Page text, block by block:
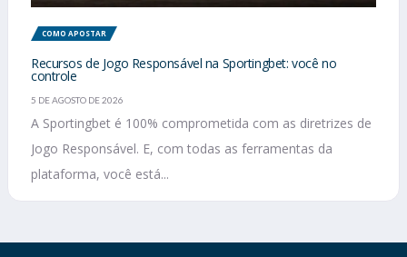
COMO APOSTAR
Recursos de Jogo Responsável na Sportingbet: você no
controle
5 DE AGOSTO DE 2026
A Sportingbet é 100% comprometida com as diretrizes de
Jogo Responsável. E, com todas as ferramentas da
plataforma, você está...